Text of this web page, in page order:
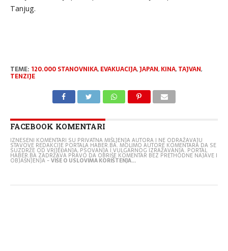
Tanjug.
TEME: 120.000 STANOVNIKA, EVAKUACIJA,JAPAN, KINA, TAJVAN,
TENZIJE
FACEBOOK KOMENTARI
IZNESENI KOMENTARI SU PRIVATNA MIŠLJENJA AUTORA I NE ODRAŽAVAJU
STAVOVE REDAKCIJE PORTALA HABER.BA. MOLIMO AUTORE KOMENTARA DA SE
SUZDRŽE OD VRIJEĐANJA, PSOVANJA I VULGARNOG IZRAŽAVANJA. PORTAL
HABER.BA ZADRŽAVA PRAVO DA OBRIŠE KOMENTAR BEZ PRETHODNE NAJAVE I
OBJAŠNJENJA -VIŠE O USLOVIMA KORIŠTENJA...